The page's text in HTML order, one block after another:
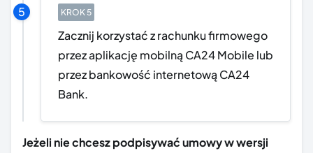
Zacznij korzystać z rachunku firmowego
przez aplikację mobilną CA24 Mobile lub
przez bankowość internetową CA24
Bank.
Jeżeli nie chcesz podpisywać umowy w wersji